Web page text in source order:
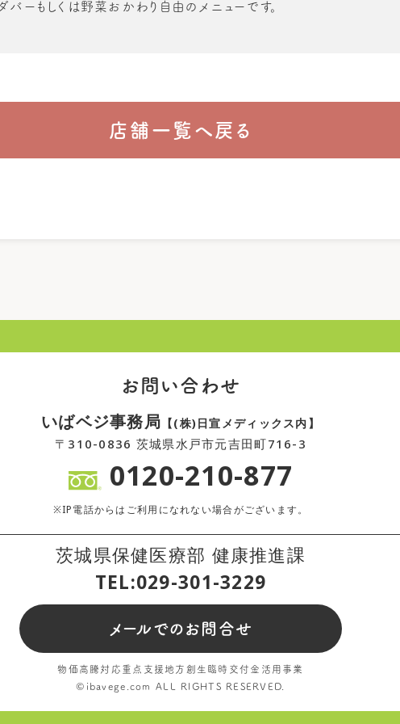
バーもしくは野菜おかわり自由のメニューです。
店舗一覧へ戻る
お問い合わせ
いばベジ事務局 【(株)日宣メディックス内】
〒310-0836 茨城県水戸市元吉田町716-3
0120-210-877
※IP電話からはご利用になれない場合がございます。
茨城県保健医療部 健康推進課
TEL:029-301-3229
メールでのお問合せ
物価高騰対応重点支援地方創生臨時交付金活用事業
©ibavege.com ALL RIGHTS RESERVED.